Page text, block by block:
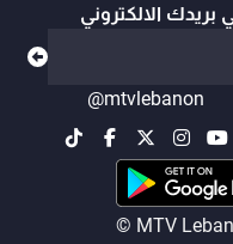
بريدك الالكتروني
@mtvlebanon
© MTV